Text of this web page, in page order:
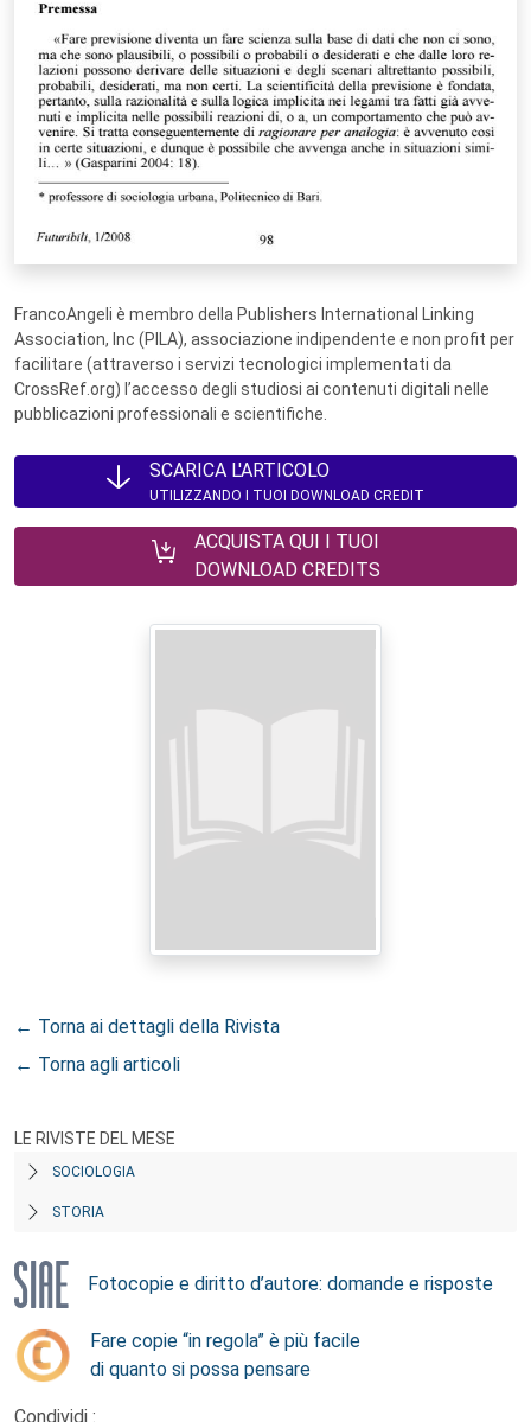
FrancoAngeli è membro della Publishers International Linking
Association, Inc (PILA), associazione indipendente e non profit per
facilitare (attraverso i servizi tecnologici implementati da
CrossRef.org) l’accesso degli studiosi ai contenuti digitali nelle
pubblicazioni professionali e scientifiche.
SCARICA L'ARTICOLO
UTILIZZANDO I TUOI DOWNLOAD CREDIT
ACQUISTA QUI I TUOI
DOWNLOAD CREDITS
← Torna ai dettagli della Rivista
← Torna agli articoli
LE RIVISTE DEL MESE
SOCIOLOGIA
STORIA
Fotocopie e diritto d’autore: domande e risposte
Fare copie “in regola” è più facile
di quanto si possa pensare
Condividi :